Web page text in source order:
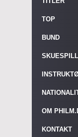
TOP
BUND
OM
KONTAKT